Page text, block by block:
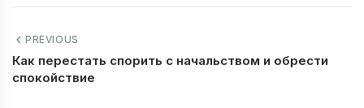
PREVIOUS
Как перестать спорить с начальством и обрести
спокойствие